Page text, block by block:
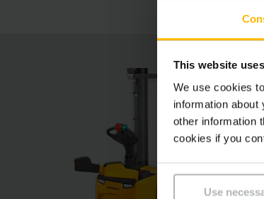
This website
We use cookies
information
other information
cookies if you
Use